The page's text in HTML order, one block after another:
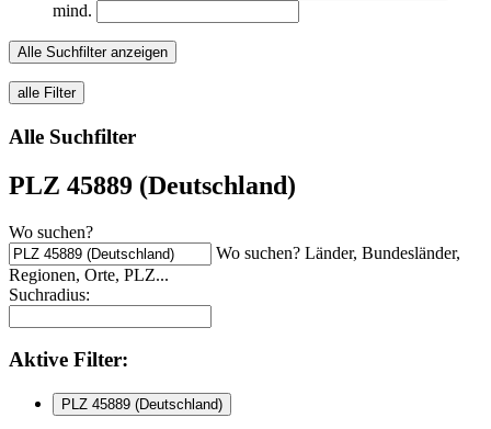
mind.
Alle Suchfilter anzeigen
alle Filter
Alle Suchfilter
PLZ 45889 (Deutschland)
Wo suchen?
Wo suchen? Länder, Bundesländer,
Regionen, Orte, PLZ...
Suchradius:
Aktive Filter:
PLZ 45889 (Deutschland)